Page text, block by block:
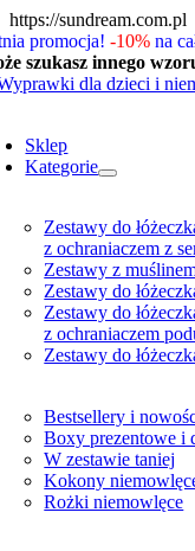
https://sundream.com.pl
promocja!-10% na
szukasz innego
Sklep
Kategorie
Zestawy do
z ochraniaczem z
Zestawy z
Zestawy do
Zestawy do
z ochraniaczem
Zestawy do
Bestsellery i
Boxy prezentowe i
W zestawie taniej
Kokony
Rożki niemowlęce